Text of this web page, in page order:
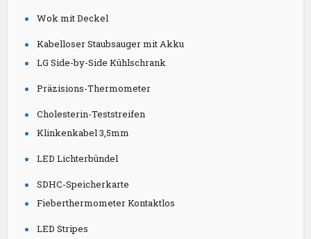
Wok mit Deckel
Kabelloser Staubsauger mit Akku
LG Side-by-Side Kühlschrank
Präzisions-Thermometer
Cholesterin-Teststreifen
Klinkenkabel 3,5mm
LED Lichterbündel
SDHC-Speicherkarte
Fieberthermometer Kontaktlos
LED Stripes